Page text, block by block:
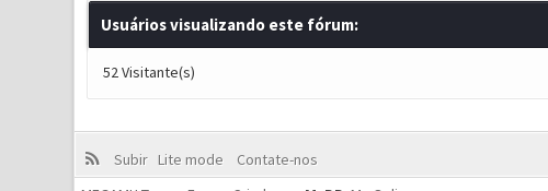
Usuários visualizando este fórum:
52 Visitante(s)
Subir Lite mode
Contate-nos